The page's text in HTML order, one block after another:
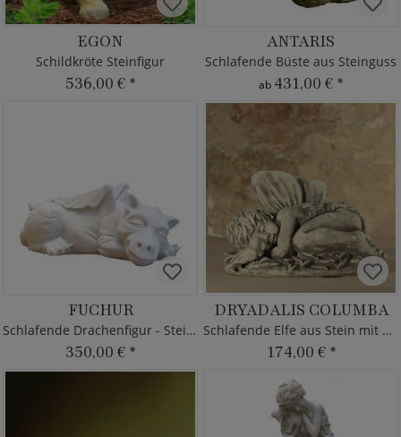
EGON
Schildkröte Steinfigur
536,00 € *
ANTARIS
Schlafende Büste aus Steinguss
ab 431,00 € *
FUCHUR
Schlafende Drachenfigur - Steinguss
350,00 € *
DRYADALIS COLUMBA
Schlafende Elfe aus Stein mit Taube
174,00 € *